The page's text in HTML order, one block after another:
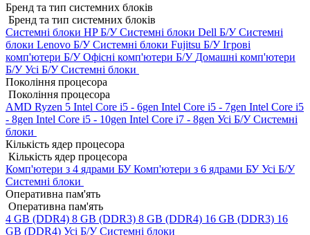
Бренд та тип системних блоків
Бренд та тип системних блоків
Системні блоки HP Б/УСистемні блоки Dell Б/УСистемні
блоки Lenovo Б/УСистемні блоки Fujitsu Б/УІгрові
комп'ютери Б/УОфісні комп'ютери Б/У Домашні комп'ютери
Б/УУсі Б/У Системні блоки
Покоління процесора
Покоління процесора
AMD Ryzen 5 Intel Core i5 - 6gen Intel Core i5 - 7gen Intel Core i5
- 8gen Intel Core i5 - 10gen Intel Core i7 - 8gen Усі Б/У Системні
блоки
Кількість ядер процесора
Кількість ядер процесора
Комп'ютери з 4 ядрами БУКомп'ютери з 6 ядрами БУУсі Б/У
Системні блоки
Оперативна пам'ять
Оперативна пам'ять
4 GB (DDR4) 8 GB (DDR3) 8 GB (DDR4) 16 GB (DDR3) 16
GB (DDR4) Усі Б/У Системні блоки